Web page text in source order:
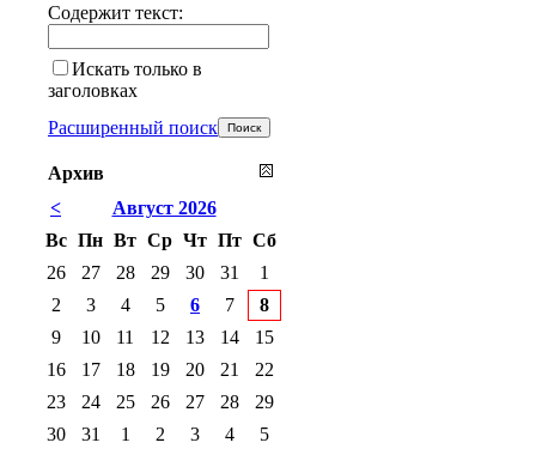
Содержит текст:
Искать только в
заголовках
Расширенный поиск
Архив
<
Август 2026
Вс Пн Вт Ср Чт Пт Сб
26
27 28 29 30 31
1
2
3 4 5 6 7
8
9
10 11 12 13 14
15
16
17 18 19 20 21
22
23
24 25 26 27 28
29
30
31 1 2 3 4 5